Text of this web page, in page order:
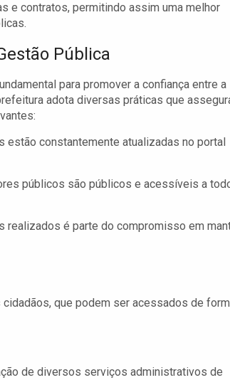
e contratos, permitindo assim uma melhor
Pública
para promover a confiança entre a
adota diversas práticas que
constantemente atualizadas no portal
públicos são públicos e acessíveis a
realizados é parte do compromisso em
que podem ser acessados de
de diversos serviços administrativos de